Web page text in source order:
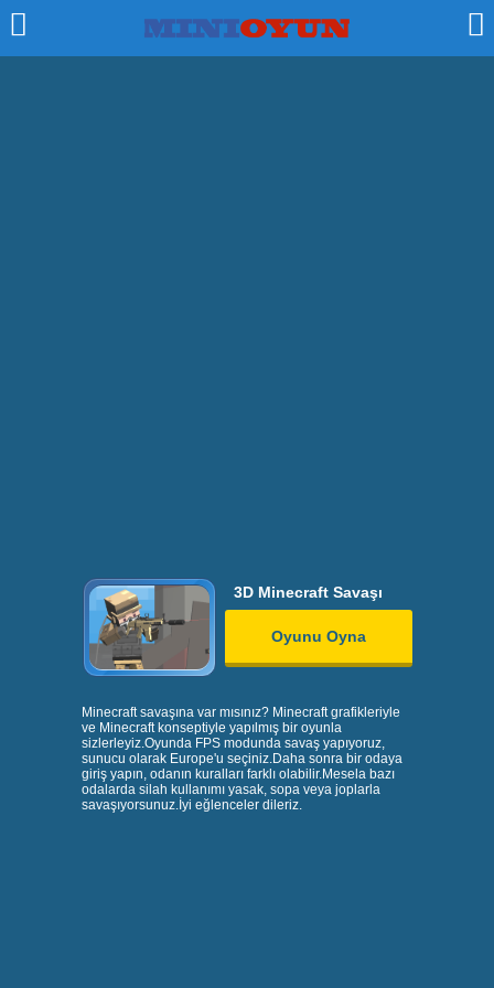
3D Minecraft Savaşı
Oyunu Oyna
Minecraft savaşına var mısınız? Minecraft grafikleriyle
ve Minecraft konseptiyle yapılmış bir oyunla
sizlerleyiz.Oyunda FPS modunda savaş yapıyoruz,
sunucu olarak Europe'u seçiniz.Daha sonra bir odaya
giriş yapın, odanın kuralları farklı olabilir.Mesela bazı
odalarda silah kullanımı yasak, sopa veya joplarla
savaşıyorsunuz.İyi eğlenceler dileriz.